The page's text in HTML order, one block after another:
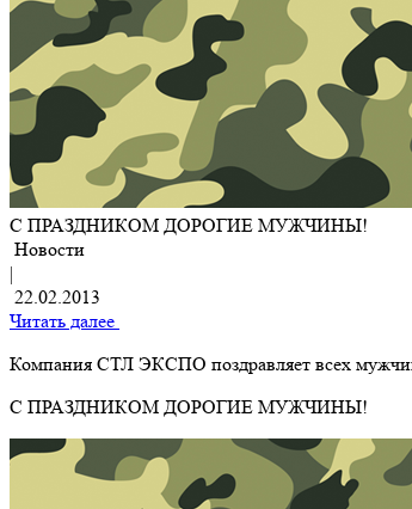
С ПРАЗДНИКОМ ДОРОГИЕ МУЖЧИНЫ!
Новости
|
22.02.2013
Читать далее
Компания СТЛ ЭКСПО поздравляет всех
С ПРАЗДНИКОМ ДОРОГИЕ МУЖЧИНЫ!